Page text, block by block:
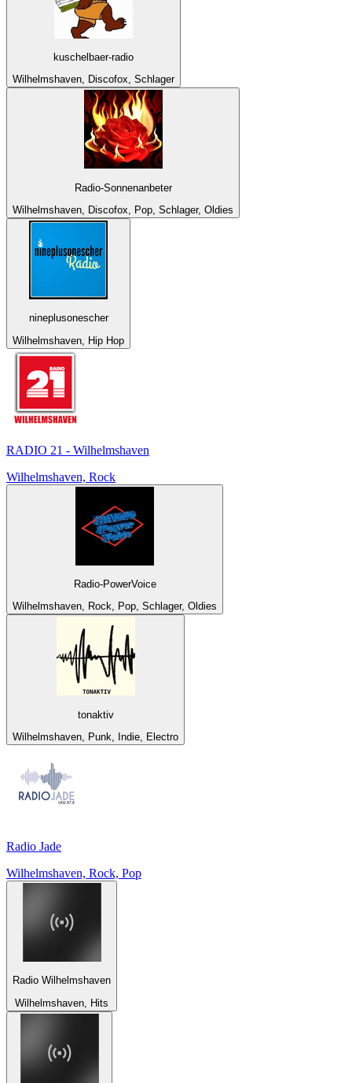
kuschelbaer-radio
Wilhelmshaven, Discofox, Schlager
Radio-Sonnenanbeter
Wilhelmshaven, Discofox, Pop, Schlager, Oldies
nineplusonescher
Wilhelmshaven, Hip Hop
RADIO 21 - Wilhelmshaven
Wilhelmshaven, Rock
Radio-PowerVoice
Wilhelmshaven, Rock, Pop, Schlager, Oldies
tonaktiv
Wilhelmshaven, Punk, Indie, Electro
Radio Jade
Wilhelmshaven, Rock, Pop
Radio Wilhelmshaven
Wilhelmshaven, Hits